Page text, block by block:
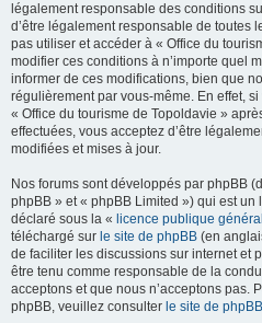
légalement responsable des conditions
d’être légalement responsable de toutes
pas utiliser et accéder à « Office du
modifier ces conditions à n’importe quel
informer de ces modifications, bien que
régulièrement par vous-même. En effet,
« Office du tourisme de Topoldavie »
effectuées, vous acceptez d’être
modifiées et mises à jour.
Nos forums sont développés par phpBB
phpBB » et « phpBB Limited ») qui est
déclaré sous la « licence publique
téléchargé sur le site de phpBB (en
de faciliter les discussions sur internet et
être tenu comme responsable de la
acceptons et que nous n’acceptons pas.
phpBB, veuillez consulter le site de phpBB